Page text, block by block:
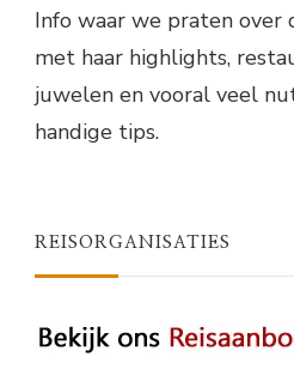
Info waar we praten over
met haar highlights,
juwelen en vooral veel
handige tips.
REISORGANISATIES